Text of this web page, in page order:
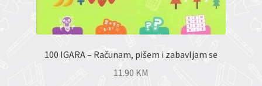
100 IGARA – Računam, pišem i zabavljam se
11.90 KM